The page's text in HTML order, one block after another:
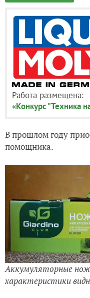
Работа размещена:
«Конкурс "Техника
В прошлом году
помощника.
Аккумуляторные
характеристики